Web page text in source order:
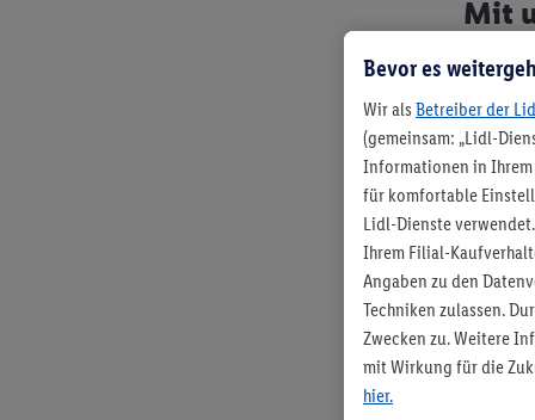
Mit
Bevor es
Wir als Betreiber der
(gemeinsam: „Lidl-
Informationen in
für komfortable
Lidl-Dienste
Ihrem Filial-
Angaben zu den
Techniken zulassen.
Zwecken zu. Weitere
mit Wirkung für die
hier.